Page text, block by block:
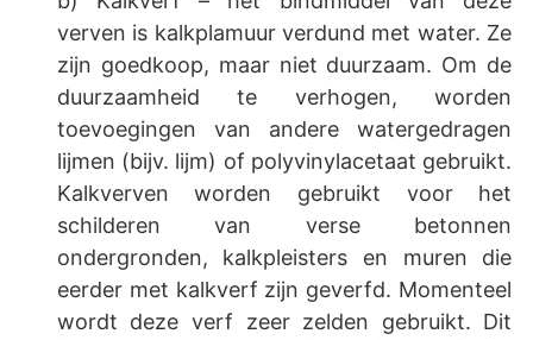
verven is kalkplamuur verdund met water. Ze
zijn goedkoop, maar niet duurzaam. Om de
duurzaamheid te verhogen, worden
toevoegingen van andere watergedragen
lijmen (bijv. lijm) of polyvinylacetaat gebruikt.
Kalkverven worden gebruikt voor het
schilderen van verse betonnen
ondergronden, kalkpleisters en muren die
eerder met kalkverf zijn geverfd. Momenteel
wordt deze verf zeer zelden gebruikt. Dit